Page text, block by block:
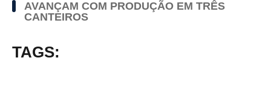
AVANÇAM COM PRODUÇÃO EM TRÊS
CANTEIROS
TAGS: